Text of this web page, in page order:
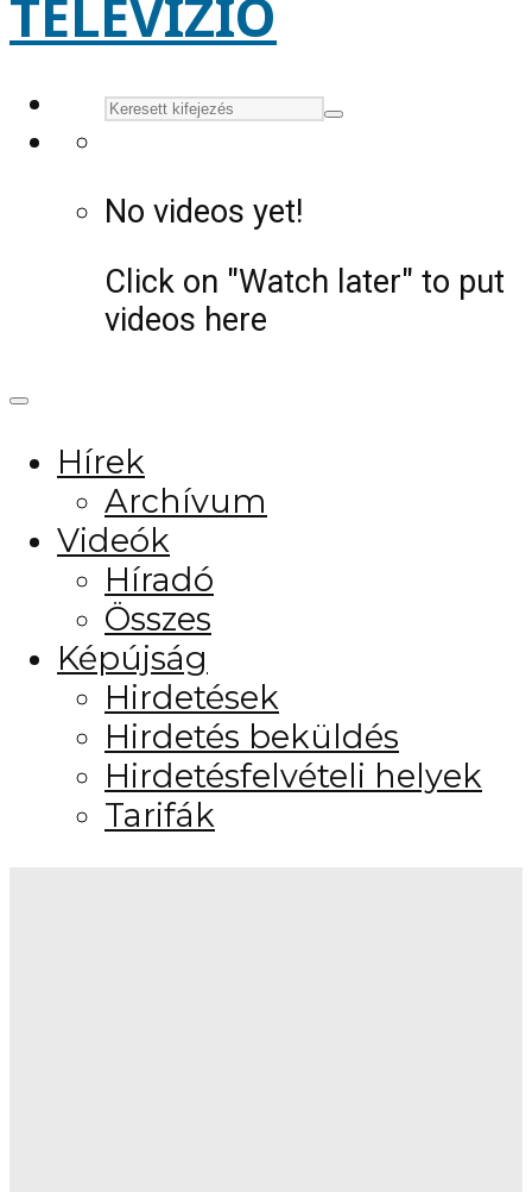
No videos yet!
Click on "Watch later" to put
videos here
Hírek
Archívum
Videók
Híradó
Összes
Képújság
Hirdetések
Hirdetés beküldés
Hirdetésfelvételi helyek
Tarifák